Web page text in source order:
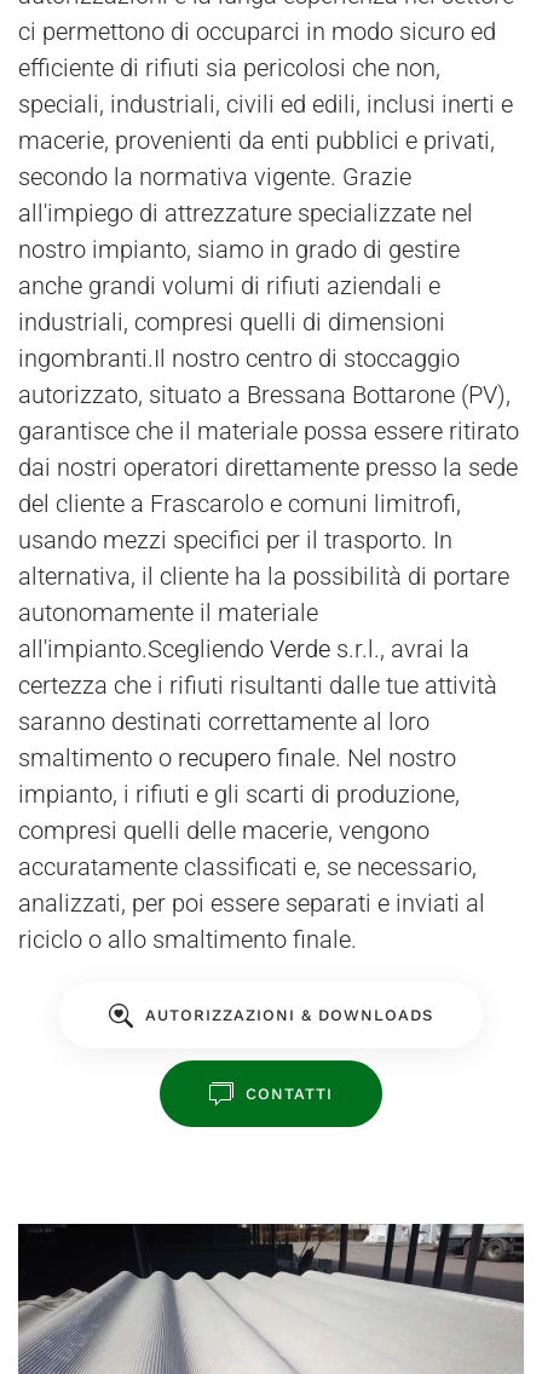
ci permettono di occuparci in modo sicuro ed
efficiente di rifiuti sia pericolosi che non,
speciali, industriali, civili ed edili, inclusi inerti e
macerie, provenienti da enti pubblici e privati,
secondo la normativa vigente. Grazie
all'impiego di attrezzature specializzate nel
nostro impianto, siamo in grado di gestire
anche grandi volumi di rifiuti aziendali e
industriali, compresi quelli di dimensioni
ingombranti.Il nostro centro di stoccaggio
autorizzato, situato a Bressana Bottarone (PV),
garantisce che il materiale possa essere ritirato
dai nostri operatori direttamente presso la sede
del cliente a Frascarolo e comuni limitrofi,
usando mezzi specifici per il trasporto. In
alternativa, il cliente ha la possibilità di portare
autonomamente il materiale
all'impianto.Scegliendo Verde s.r.l., avrai la
certezza che i rifiuti risultanti dalle tue attività
saranno destinati correttamente al loro
smaltimento o recupero finale. Nel nostro
impianto, i rifiuti e gli scarti di produzione,
compresi quelli delle macerie, vengono
accuratamente classificati e, se necessario,
analizzati, per poi essere separati e inviati al
riciclo o allo smaltimento finale.
AUTORIZZAZIONI & DOWNLOADS
CONTATTI